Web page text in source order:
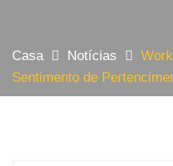
Casa Notícias
Sentimento de